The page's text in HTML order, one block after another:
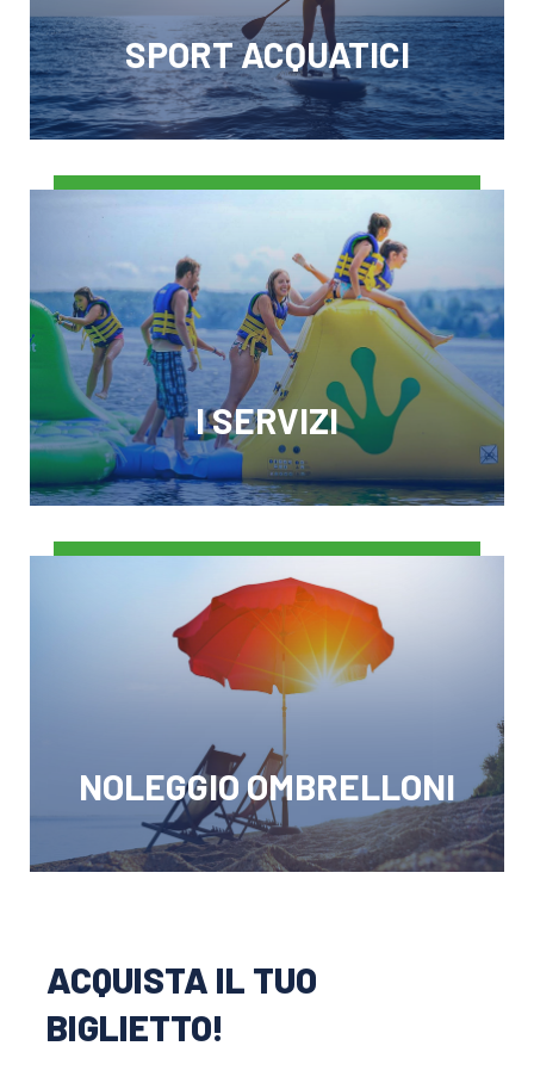
SPORT ACQUATICI
I SERVIZI
NOLEGGIO OMBRELLONI
ACQUISTA IL TUO
BIGLIETTO!​